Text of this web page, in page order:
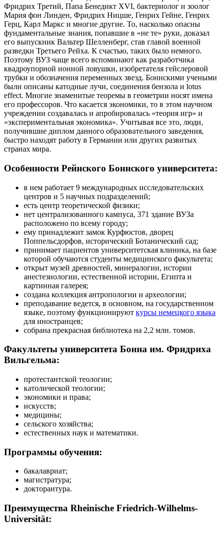
Фридрих Третий, Папа Бенедикт XVI, бактериолог и зоолог
Мария фон Линден, Фридрих Ницше, Генрих Гейне, Генрих
Герц, Карл Маркс и многие другие. То, насколько опасны
фундаментальные знания, попавшие в «не те» руки, доказал
его выпускник Вальтер Шелленберг, став главой военной
разведки Третьего Рейха. К счастью, таких было немного.
Поэтому ВУЗ чаще всего вспоминают как разработчика
квадроупорной ионной ловушки, изобретателя гейслеровой
трубки и обозначения переменных звезд. Боннскими учеными
были описаны катодные лучи, соединения бензола и lotus
effect. Многие знаменитые теоремы в геометрии носят имена
его профессоров. Что касается экономики, то в этом научном
учреждении создавалась и апробировалась «теория игр» и
«экспериментальная экономика». Учитывая все это, люди,
получившие диплом данного образовательного заведения,
быстро находят работу в Германии или других развитых
странах мира.
Особенности Рейнского Боннского университета:
в нем работает 9 международных исследовательских
центров и 5 научных подразделений;
есть центр теоретической физики;
нет централизованного кампуса, 371 здание ВУЗа
расположено по всему городу;
ему принадлежит замок Курфюстов, дворец
Поппельсдорфов, исторический Ботанический сад;
принимает пациентов университетская клиника, на базе
которой обучаются студенты медицинского факультета;
открыт музей древностей, минералогии, истории
анестезиологии, естественной истории, Египта и
картинная галерея;
создана коллекция антропологии и археологии;
преподавание ведется, в основном, на государственном
языке, поэтому функционируют курсы немецкого языка
для иностранцев;
собрана прекрасная библиотека на 2,2 млн. томов.
Факультеты университета Бонна им. Фридриха
Вильгельма:
протестантской теологии;
католической теологии;
экономики и права;
искусств;
медицины;
сельского хозяйства;
естественных наук и математики.
Программы обучения:
бакалавриат;
магистратура;
докторантура.
Преимущества Rheinische Friedrich-Wilhelms-
Universität: